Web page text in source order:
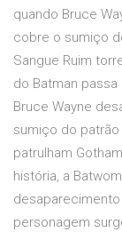
quando Bruce
cobre o sumiço
Sangue Ruim
do Batman
Bruce Wayne
sumiço do patrão
patrulham
história, a
desaparecimento
personagem